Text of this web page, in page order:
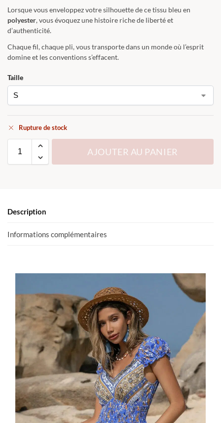
Lorsque vous enveloppez votre silhouette de ce tissu bleu en
polyester, vous évoquez une histoire riche de liberté et
d’authenticité.
Chaque fil, chaque pli, vous transporte dans un monde où l’esprit
domine et les conventions s’effacent.
Taille
Rupture de stock
AJOUTER AU PANIER
Description
Informations complémentaires